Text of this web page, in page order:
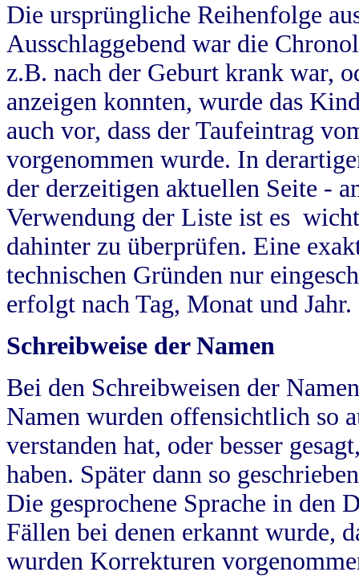
Die ursprüngliche Reihenfolge
Ausschlaggebend war die
z.B. nach der Geburt krank war,
anzeigen konnten, wurde das
auch vor, dass der Taufeintrag
vorgenommen wurde. In
der derzeitigen aktuellen Seite -
Verwendung der Liste ist es
dahinter zu überprüfen. Eine
technischen Gründen nur
erfolgt nach Tag, Monat und Jahr.
Schreibweise der Namen
Bei den Schreibweisen der
Namen wurden offensichtlich so
verstanden hat, oder besser
haben. Später dann so
Die gesprochene Sprache in
Fällen bei denen erkannt wurde,
wurden Korrekturen